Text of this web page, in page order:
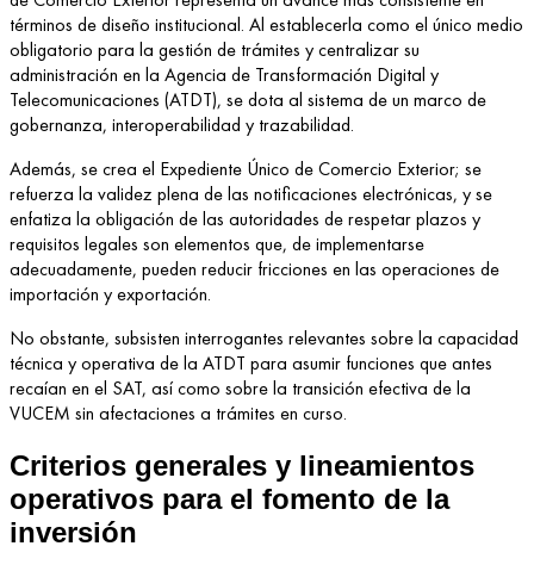
términos de diseño institucional. Al establecerla como el único medio
obligatorio para la gestión de trámites y centralizar su
administración en la Agencia de Transformación Digital y
Telecomunicaciones (ATDT), se dota al sistema de un marco de
gobernanza, interoperabilidad y trazabilidad.
Además, se crea el Expediente Único de Comercio Exterior; se
refuerza la validez plena de las notificaciones electrónicas, y se
enfatiza la obligación de las autoridades de respetar plazos y
requisitos legales son elementos que, de implementarse
adecuadamente, pueden reducir fricciones en las operaciones de
importación y exportación.
No obstante, subsisten interrogantes relevantes sobre la capacidad
técnica y operativa de la ATDT para asumir funciones que antes
recaían en el SAT, así como sobre la transición efectiva de la
VUCEM sin afectaciones a trámites en curso.
Criterios generales y lineamientos
operativos para el fomento de la
inversión